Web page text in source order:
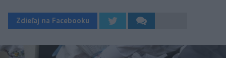
Zdieľaj na Facebooku